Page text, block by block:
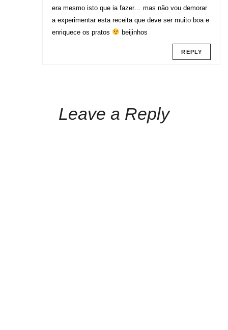
era mesmo isto que ia fazer… mas não vou demorar
a experimentar esta receita que deve ser muito boa e
enriquece os pratos
beijinhos
REPLY
Leave a Reply